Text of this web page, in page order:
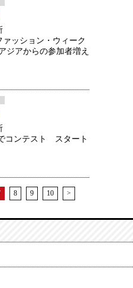
ァッション・ウィーク
アからの参加者増え
コンテスト スタート
8 9 10 >